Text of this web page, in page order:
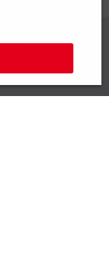
em